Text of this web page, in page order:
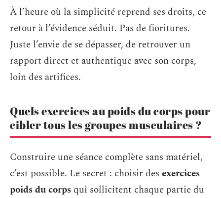
À l’heure où la simplicité reprend ses droits, ce
retour à l’évidence séduit. Pas de fioritures.
Juste l’envie de se dépasser, de retrouver un
rapport direct et authentique avec son corps,
loin des artifices.
Quels exercices au poids du corps pour
cibler tous les groupes musculaires ?
Construire une séance complète sans matériel,
c’est possible. Le secret : choisir des exercices
poids du corps qui sollicitent chaque partie du